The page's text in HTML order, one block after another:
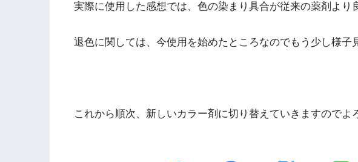
実際に使用した感想では、色の染まり具合が従来の薬剤より
退色に関しては、今使用を始めたところなのでもう少し様子
これから順次、新しいカラー剤に切り替えていきますのでよ